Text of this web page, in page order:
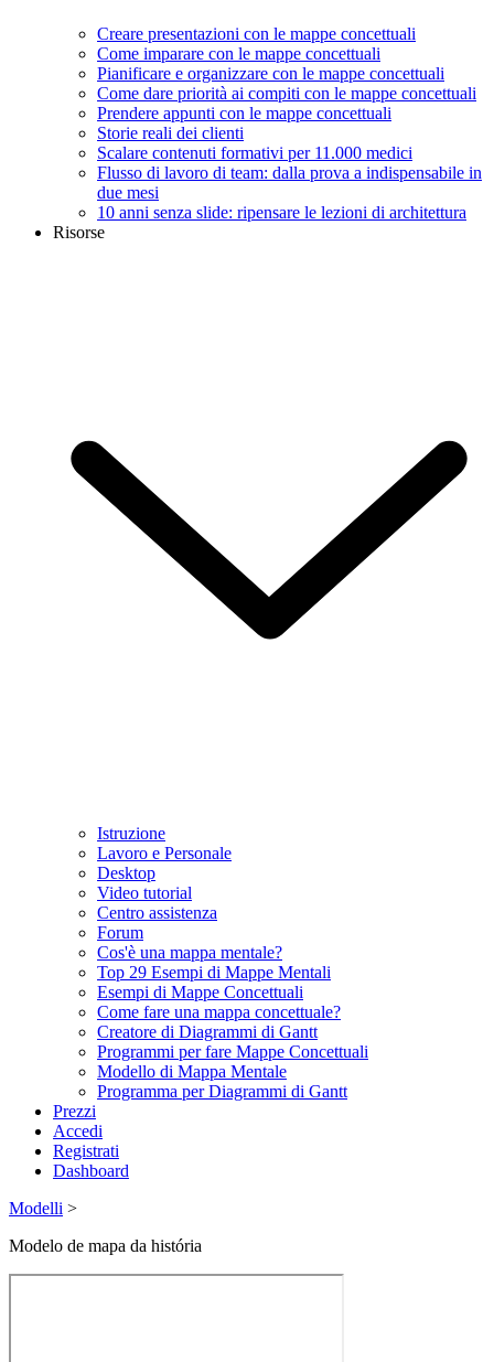
Creare presentazioni con le mappe concettuali
Come imparare con le mappe concettuali
Pianificare e organizzare con le mappe concettuali
Come dare priorità ai compiti con le mappe concettuali
Prendere appunti con le mappe concettuali
Storie reali dei clienti
Scalare contenuti formativi per 11.000 medici
Flusso di lavoro di team: dalla prova a indispensabile in
due mesi
10 anni senza slide: ripensare le lezioni di architettura
Risorse
Istruzione
Lavoro e Personale
Desktop
Video tutorial
Centro assistenza
Forum
Cos'è una mappa mentale?
Top 29 Esempi di Mappe Mentali
Esempi di Mappe Concettuali
Come fare una mappa concettuale?
Creatore di Diagrammi di Gantt
Programmi per fare Mappe Concettuali
Modello di Mappa Mentale
Programma per Diagrammi di Gantt
Prezzi
Accedi
Registrati
Dashboard
Modelli >
Modelo de mapa da história